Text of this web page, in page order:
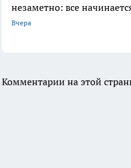
незаметно: все
Вчера
Комментарии на этой